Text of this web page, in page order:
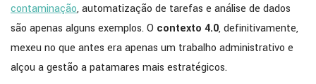
contaminação, automatização de tarefas e análise de dados
são apenas alguns exemplos. O contexto 4.0, definitivamente,
mexeu no que antes era apenas um trabalho administrativo e
alçou a gestão a patamares mais estratégicos.